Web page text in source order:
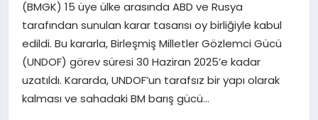
EĞITIM
SAĞLIK
TEKNOLOJI
(BMGK) 15 üye ülke arasında ABD ve Rusya
tarafından sunulan karar tasarısı oy birliğiyle kabul
edildi. Bu kararla, Birleşmiş Milletler Gözlemci Gücü
(UNDOF) görev süresi 30 Haziran 2025’e kadar
uzatıldı. Kararda, UNDOF’un tarafsız bir yapı olarak
kalması ve sahadaki BM barış gücü…